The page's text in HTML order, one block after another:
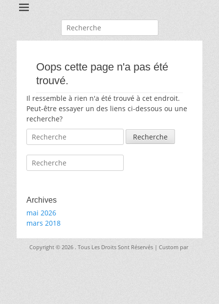
Recherche
pour:
Oops cette page n'a pas été
trouvé.
Il ressemble à rien n'a été trouvé à cet endroit.
Peut-être essayer un des liens ci-dessous ou une
recherche?
Recherche
pour:
Recherche
pour:
Archives
mai 2026
mars 2018
Copyright © 2026 . Tous Les Droits Sont Réservés | Custom par